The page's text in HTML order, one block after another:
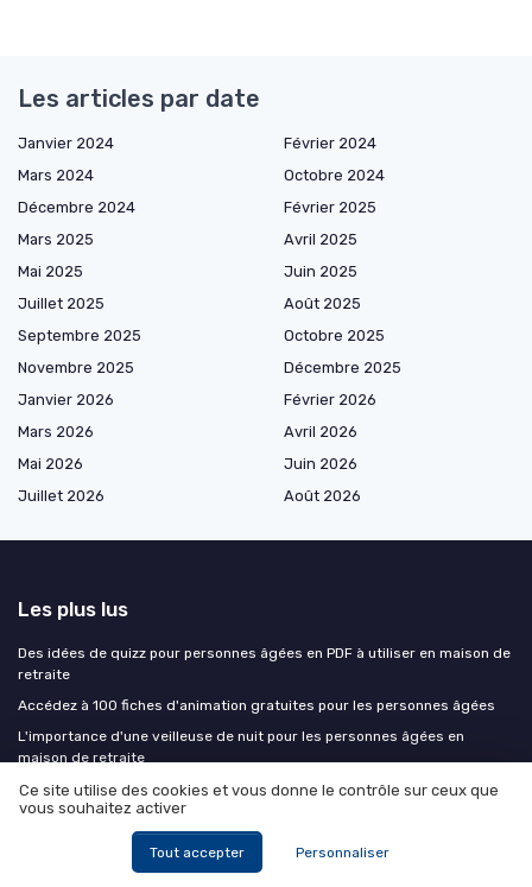
Les articles par date
Janvier 2024
Février 2024
Mars 2024
Octobre 2024
Décembre 2024
Février 2025
Mars 2025
Avril 2025
Mai 2025
Juin 2025
Juillet 2025
Août 2025
Septembre 2025
Octobre 2025
Novembre 2025
Décembre 2025
Janvier 2026
Février 2026
Mars 2026
Avril 2026
Mai 2026
Juin 2026
Juillet 2026
Août 2026
Les plus lus
Des idées de quizz pour personnes âgées en PDF à utiliser en maison de
retraite
Accédez à 100 fiches d'animation gratuites pour les personnes âgées
L'importance d'une veilleuse de nuit pour les personnes âgées en
maison de retraite
Un tableau Excel de calcul d’indemnité de départ à la retraite gratuit :
comment l’utiliser avant d’entrer en maison de retraite
Des jeux de mots mêlés à imprimer adaptés aux personnes âgées en
Ce site utilise des cookies et vous donne le contrôle sur ceux que
vous souhaitez activer
Tout accepter Personnaliser